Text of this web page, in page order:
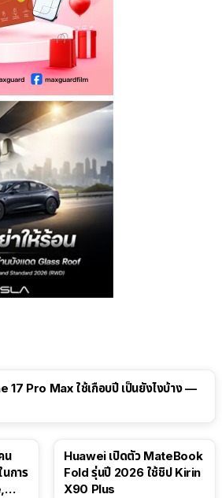
17 Pro Max ใช้เกือบปี เป็นยังไงบ้าง —
น
นการ
Huawei เปิดตัว MateBook
Fold รุ่นปี 2026 ใช้ชิป Kirin
X90 Plus